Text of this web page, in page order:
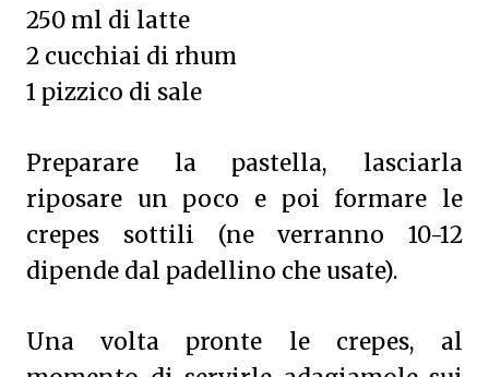
250 ml di latte
2 cucchiai di rhum
1 pizzico di sale
Preparare la pastella, lasciarla
riposare un poco e poi formare le
crepes sottili (ne verranno 10-12
dipende dal padellino che usate).
Una volta pronte le crepes, al